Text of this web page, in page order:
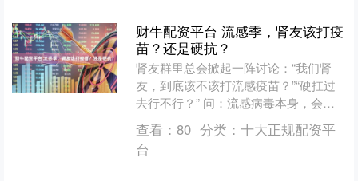
财牛配资平台 流感季，肾友该打疫
苗？还是硬抗？
肾友群里总会掀起一阵讨论：“我们肾
友，到底该不该打流感疫苗？”“硬扛过
去行不行？” 问：流感病毒本身，会伤
肾吗？ 答案是：会。 流感绝非“大号感
冒”。它不仅攻击....
查看： 80 分类： 十大正规配资平
台